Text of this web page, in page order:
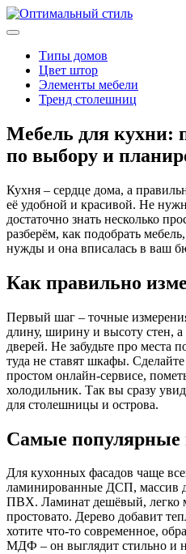
Типы домов
Цвет штор
Элементы мебели
Тренд столешниц
Мебель для кухни:
по выбору и
Кухня – сердце дома, а
её удобной и красивой. Не
достаточно знать несколько
разберём, как подобрать
нужды и она вписалась в ваш
Как правильно
Первый шаг – точные
длину, ширину и высоту стен,
дверей. Не забудьте про места
туда не ставят шкафы.
простом онлайн‑сервисе,
холодильник. Так вы сразу
для столешницы и острова.
Самые популярные
Для кухонных фасадов чаще
ламинированные ДСП, массив
ПВХ. Ламинат дешёвый, легко
простовато. Дерево добавит
хотите что‑то современное,
МДФ – он выглядит стильно и